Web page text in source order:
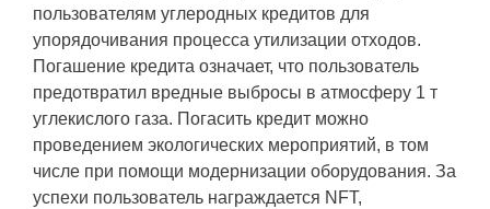
пользователям углеродных кредитов для
упорядочивания процесса утилизации отходов.
Погашение кредита означает, что пользователь
предотвратил вредные выбросы в атмосферу 1 т
углекислого газа. Погасить кредит можно
проведением экологических мероприятий, в том
числе при помощи модернизации оборудования. За
успехи пользователь награждается NFT,